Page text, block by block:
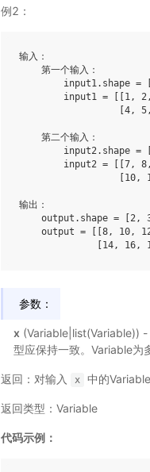
例2：
输入：
    第一个输入：
input1.shape =
input1 = [[1,
[4, 5,
    第二个输入：
input2.shape =
input2 = [[7,
[10,
输出：
output.shape = [2,
output = [[8, 10,
参数：
x (Variable|list(Variable)) -
型应保持一致。Variable
返回：对输入 x 中的
返回类型：Variable
代码示例：